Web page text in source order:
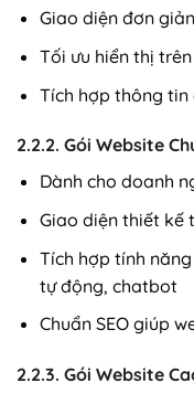
Giao diện đơn
Tối ưu hiển thị
Tích hợp thông tin
2.2.2. Gói Website
Dành cho doanh
Giao diện thiết kế
Tích hợp tính
tự động, chatbot
Chuẩn SEO giúp
2.2.3. Gói Website